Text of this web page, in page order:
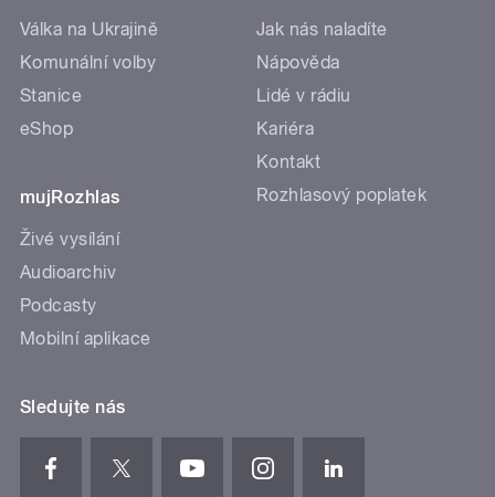
Válka na Ukrajině
Komunální volby
Stanice
eShop
mujRozhlas
Živé vysílání
Audioarchiv
Podcasty
Mobilní aplikace
Jak nás naladíte
Nápověda
Lidé v rádiu
Kariéra
Kontakt
Rozhlasový poplatek
Sledujte nás